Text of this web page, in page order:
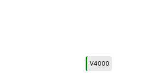
V4000